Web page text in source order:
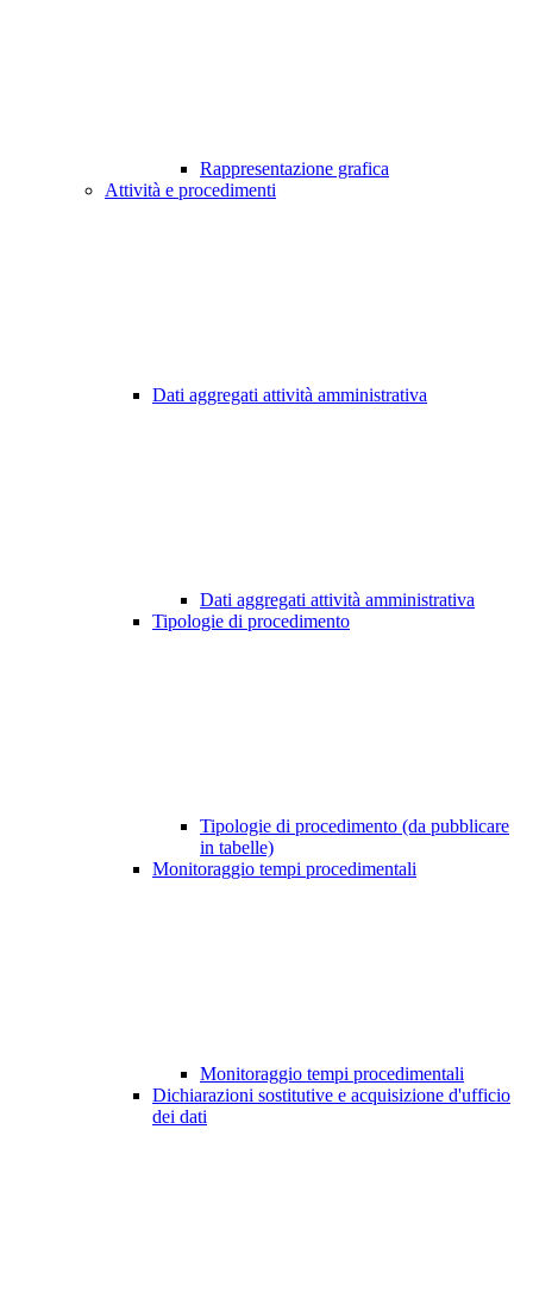
Rappresentazione grafica
Attività e procedimenti
Dati aggregati attività amministrativa
Dati aggregati attività amministrativa
Tipologie di procedimento
Tipologie di procedimento (da pubblicare
in tabelle)
Monitoraggio tempi procedimentali
Monitoraggio tempi procedimentali
Dichiarazioni sostitutive e acquisizione d'ufficio
dei dati